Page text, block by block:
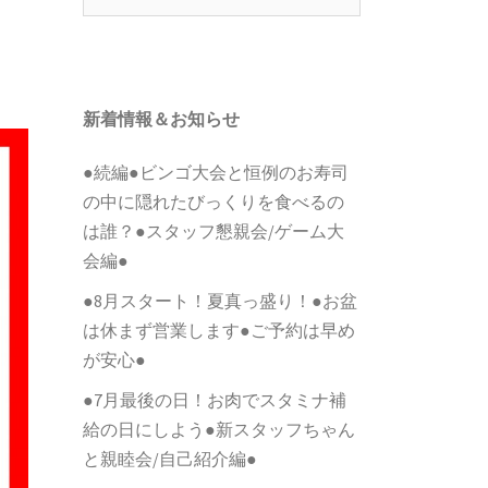
新着情報＆お知らせ
●続編●ビンゴ大会と恒例のお寿司
の中に隠れたびっくりを食べるの
は誰？●スタッフ懇親会/ゲーム大
会編●
●8月スタート！夏真っ盛り！●お盆
は休まず営業します●ご予約は早め
が安心●
●7月最後の日！お肉でスタミナ補
給の日にしよう●新スタッフちゃん
と親睦会/自己紹介編●